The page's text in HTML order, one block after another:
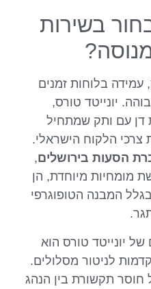
בשירות
עמידה בלוחות זמנים
יונייטד טורס,
עם ותק שמתחיל
את צרכי הלקוח הישראלי.
הסעות בירושלים,
מומחיות מיוחדת, הן
המבנה הטופוגרפי
יונייטד טורס הוא
לניטור מסלולים.
תקשורת בין הנהג